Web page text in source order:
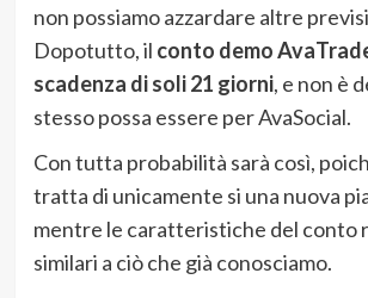
non possiamo azzardare altre
Dopotutto, il conto demo
scadenza di soli 21 giorni, e non è
stesso possa essere per AvaSocial.
Con tutta probabilità sarà così,
tratta di unicamente si una nuova
mentre le caratteristiche del conto
similari a ciò che già conosciamo.